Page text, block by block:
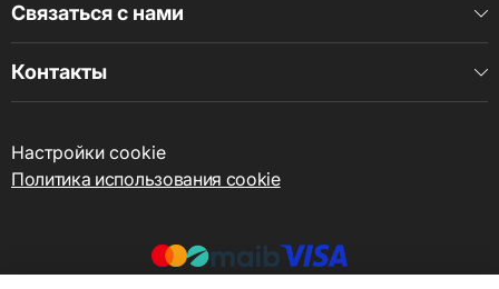
Связаться с нами
Контакты
Настройки cookie
Политика использования cookie